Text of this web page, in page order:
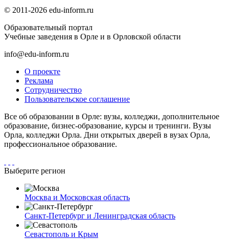
© 2011-2026 edu-inform.ru
Образовательный портал
Учебные заведения в Орле и в Орловской области
info@edu-inform.ru
О проекте
Реклама
Сотрудничество
Пользовательское соглашение
Все об образовании в Орле: вузы, колледжи, дополнительное
образование, бизнес-образование, курсы и тренинги. Вузы
Орла, колледжи Орла. Дни открытых дверей в вузах Орла,
профессиональное образование.
Выберите регион
Москва и Московская область
Санкт-Петербург и Ленинградская область
Севастополь и Крым